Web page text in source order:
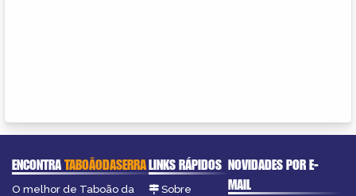
ENCONTRATABOÃODASERRA
O melhor de Taboão da
LINKS RÁPIDOS
Sobre
NOVIDADES POR E-
MAIL